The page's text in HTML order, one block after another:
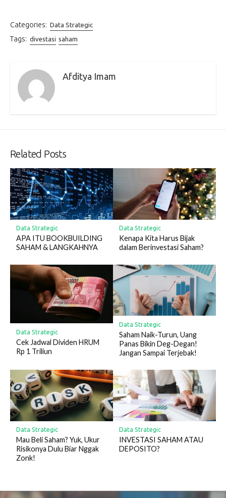
Categories: Data Strategic
Tags: divestasi saham
Afditya Imam
Related Posts
Data Strategic
APA ITU BOOKBUILDING
SAHAM & LANGKAHNYA
Data Strategic
Kenapa Kita Harus Bijak
dalam Berinvestasi Saham?
Data Strategic
Cek Jadwal Dividen HRUM
Rp 1 Triliun
Data Strategic
Saham Naik-Turun, Uang
Panas Bikin Deg-Degan!
Jangan Sampai Terjebak!
Data Strategic
Mau Beli Saham? Yuk, Ukur
Risikonya Dulu Biar Nggak
Zonk!
Data Strategic
INVESTASI SAHAM ATAU
DEPOSITO?